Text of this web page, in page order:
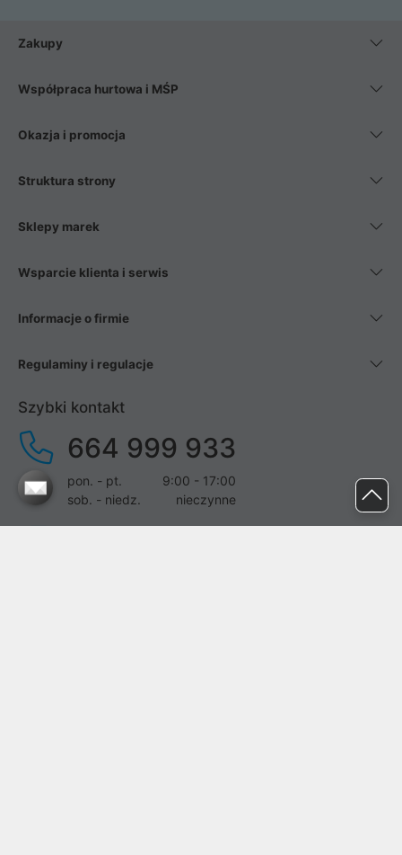
Zakupy
Współpraca hurtowa i MŚP
Okazja i promocja
Struktura strony
Sklepy marek
Wsparcie klienta i serwis
Informacje o firmie
Regulaminy i regulacje
Szybki kontakt
664 999 933
pon. - pt.
9:00 - 17:00
sob. - niedz.
nieczynne